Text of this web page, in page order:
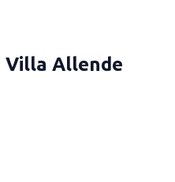
Villa Allende